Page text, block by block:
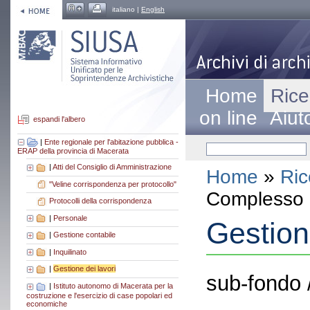
italiano | English
espandi l'albero
| Ente regionale per l'abitazione pubblica -
ERAP della provincia di Macerata
| Atti del Consiglio di Amministrazione
"Veline corrispondenza per protocollo"
Protocolli della corrispondenza
| Personale
Gestione contabile
| Inquilinato
Gestione dei lavori
| Istituto autonomo di Macerata per la
costruzione e l'esercizio di case popolari ed
economiche
Home
on line
Home »
sub-fondo